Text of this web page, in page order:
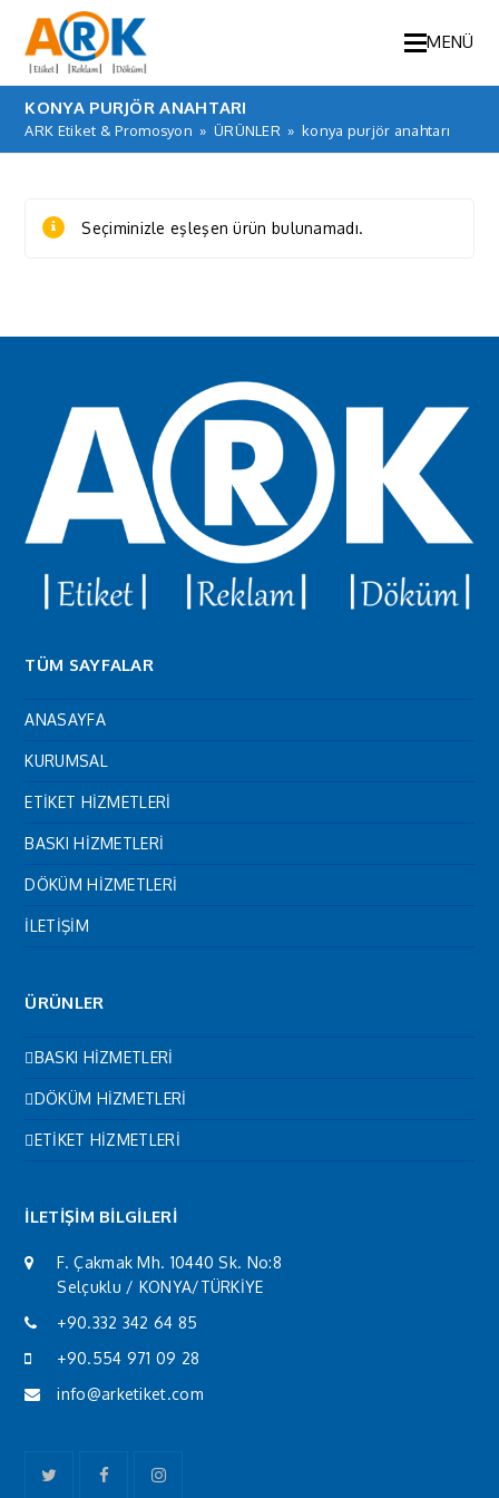
MENÜ
KONYA PURJÖR ANAHTARI
ARK Etiket & Promosyon » ÜRÜNLER » konya purjör anahtarı
Seçiminizle eşleşen ürün bulunamadı.
TÜM SAYFALAR
ANASAYFA
KURUMSAL
ETİKET HİZMETLERİ
BASKI HİZMETLERİ
DÖKÜM HİZMETLERİ
İLETİŞİM
ÜRÜNLER
BASKI HİZMETLERİ
DÖKÜM HİZMETLERİ
ETİKET HİZMETLERİ
İLETİŞİM BİLGİLERİ
F. Çakmak Mh. 10440 Sk. No:8
Selçuklu / KONYA/TÜRKİYE
+90.332 342 64 85
+90.554 971 09 28
info@arketiket.com
TwitterFacebookInstagram